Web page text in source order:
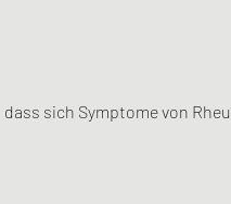
dass sich Symptome von